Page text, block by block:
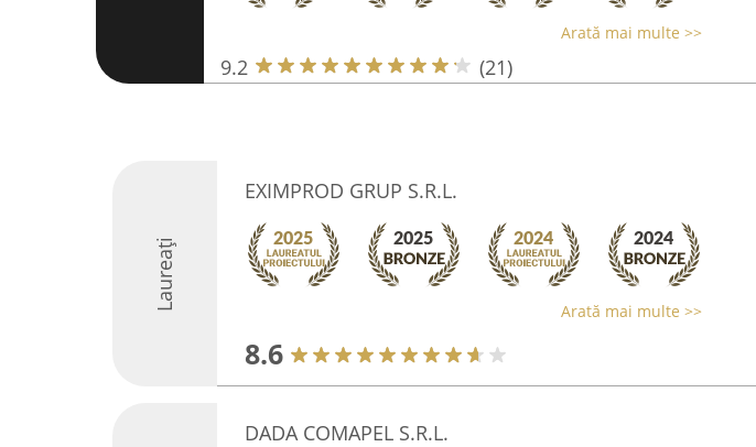
Arată mai multe >>
9.2 (21)
Laureați
EXIMPROD GRUP S.R.L.
Arată mai multe >>
8.6
DADA COMAPEL S.R.L.